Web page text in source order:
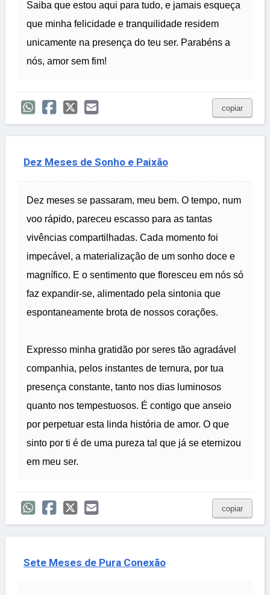
Saiba que estou aqui para tudo, e jamais esqueça
que minha felicidade e tranquilidade residem
unicamente na presença do teu ser. Parabéns a
nós, amor sem fim!
copiar
Dez Meses de Sonho e Paixão
Dez meses se passaram, meu bem. O tempo, num
voo rápido, pareceu escasso para as tantas
vivências compartilhadas. Cada momento foi
impecável, a materialização de um sonho doce e
magnífico. E o sentimento que floresceu em nós só
faz expandir-se, alimentado pela sintonia que
espontaneamente brota de nossos corações.
Expresso minha gratidão por seres tão agradável
companhia, pelos instantes de ternura, por tua
presença constante, tanto nos dias luminosos
quanto nos tempestuosos. É contigo que anseio
por perpetuar esta linda história de amor. O que
sinto por ti é de uma pureza tal que já se eternizou
em meu ser.
copiar
Sete Meses de Pura Conexão